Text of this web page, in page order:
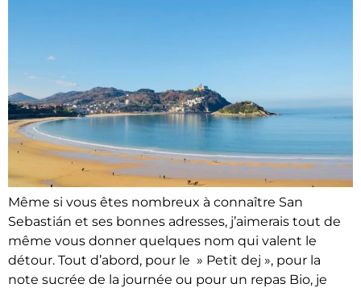
Même si vous êtes nombreux à connaître San
Sebastián et ses bonnes adresses, j’aimerais tout de
même vous donner quelques nom qui valent le
détour. Tout d’abord, pour le » Petit dej », pour la
note sucrée de la journée ou pour un repas Bio, je